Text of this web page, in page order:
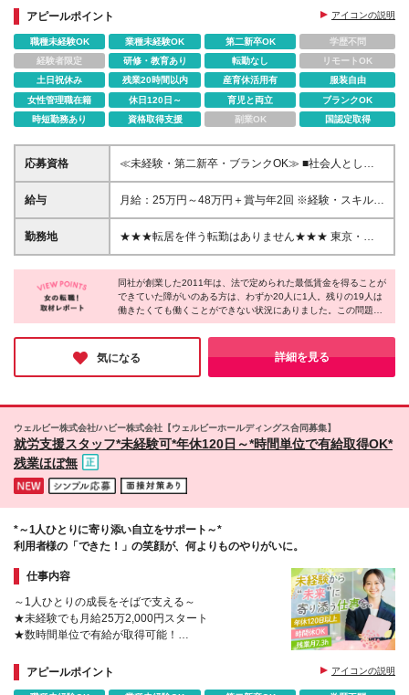
★お母さん社員も活躍中（「えるぼし」三つ星認定）
アピールポイント アイコンの説明
職種未経験OK 業種未経験OK 第二新卒OK
学歴不問
経験者限定
研修・教育あり 転勤なし
リモートOK
土日祝休み
残業20時間以内 産育休活用有
服装自由
女性管理職在籍
休日120日～ 育児と両立
ブランクOK
時短勤務あり
資格取得支援 副業OK 国認定取得
応募資格
≪未経験・第二新卒・ブランクOK≫ ■社会人として
の何らかの職務経験をお持ちの方 ■専門卒以上 ＜以下
のような方を歓迎します＞ ■「1人でも多くの障がい
共感いただける方 ■「困っている人の力になりたい」
という想いがある方 ■指示待ちではなく積極的に行動
給与
月給：25万円～48万円＋賞与年2回 ※経験・スキルを
考慮して決定します。 ※試用期間3カ月あり（期間中
の給与・福利厚生に差異はありません） ※残業代は別
などの待遇に差異はありません（契約社員：正社員登
用あり） 【契約社員のみ】 ※契約の更新 有（業務
習熟度・勤務実績等により判断／6カ月ごとに更新）
勤務地
★★★転居を伴う転勤はありません★★★ 東京・神
奈川・埼玉・千葉・愛知・大阪の自社農園にて勤務い
ただきます。 ※配属先は現住所やご希望などを考慮し
て決定します ※マイカー通勤OK（勤務地により異な
ります） (変更の範囲)上記を除く当社関連勤務地
同社が創業した2011年は、法で定められた最低賃金を得ることが
できていた障がいのある方は、わずか20人に1人。残りの19人は
働きたくても働くことができない状況にありました。この問題を
解決すべく誕生したのが『わーくはぴねす農園』なのだそうで
す。お話を伺う中で、その企業理念や取り組みに心打たれまし
た。「誰かの役に立つのが嬉しい」「家族や友人に誇れる仕事が
したい」そんな方にピッタリの環境ではないでしょうか。
気になる 詳細を見る
ウェルビー株式会社/ハビー株式会社【ウェルビーホールディングス合同募集】
就労支援スタッフ*未経験可*年休120日～*時間単位で有給取得OK*
残業ほぼ無
*～1人ひとりに寄り添い自立をサポート～*
利用者様の「できた！」の笑顔が、何よりものやりがいに。
仕事内容
～1人ひとりの成長をそばで支える～
★未経験でも月給25万2,000円スタート
★数時間単位で有給が取得可能！
★社員の新しいチャレンジを応援する社風
アピールポイント アイコンの説明